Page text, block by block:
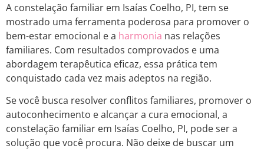
A constelação familiar em Isaías Coelho, PI, tem se
mostrado uma ferramenta poderosa para promover o
bem-estar emocional e a harmonia nas relações
familiares. Com resultados comprovados e uma
abordagem terapêutica eficaz, essa prática tem
conquistado cada vez mais adeptos na região.
Se você busca resolver conflitos familiares, promover o
autoconhecimento e alcançar a cura emocional, a
constelação familiar em Isaías Coelho, PI, pode ser a
solução que você procura. Não deixe de buscar um